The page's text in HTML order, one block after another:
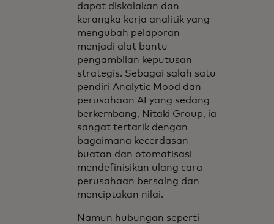
dapat diskalakan dan
kerangka kerja analitik yang
mengubah pelaporan
menjadi alat bantu
pengambilan keputusan
strategis. Sebagai salah satu
pendiri Analytic Mood dan
perusahaan AI yang sedang
berkembang, Nitaki Group, ia
sangat tertarik dengan
bagaimana kecerdasan
buatan dan otomatisasi
mendefinisikan ulang cara
perusahaan bersaing dan
menciptakan nilai.
Namun hubungan seperti